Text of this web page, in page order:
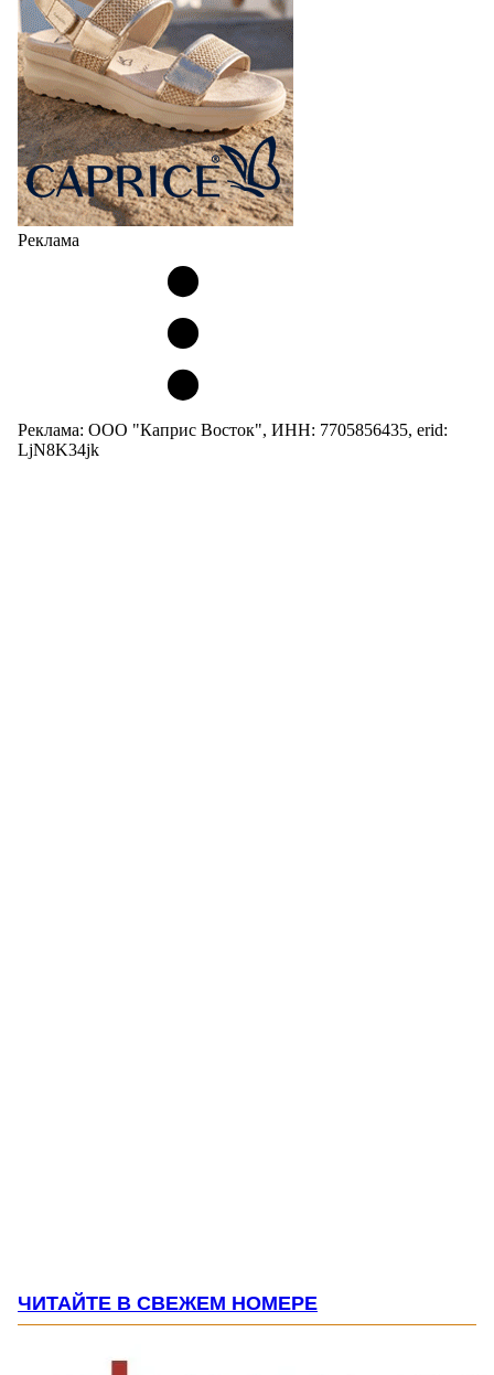
Реклама
Реклама: ООО "Каприс Восток", ИНН: 7705856435, erid:
LjN8K34jk
ЧИТАЙТЕ В СВЕЖЕМ НОМЕРЕ